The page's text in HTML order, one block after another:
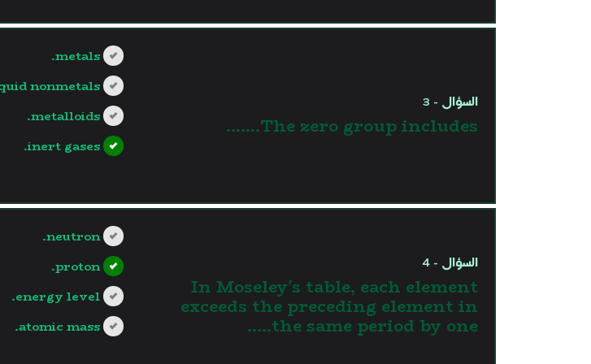
السؤال - 3
The zero group includes.......
metals.
nonmetals.
metalloids.
inert gases.
السؤال - 4
In Moseley's table, each element
exceeds the preceding element in
the same period by one…..
neutron.
proton.
energy level.
atomic mass.